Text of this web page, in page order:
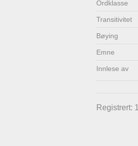
Ordklasse
Transitivitet
Bøying
Emne
Innlese av
Registrert: